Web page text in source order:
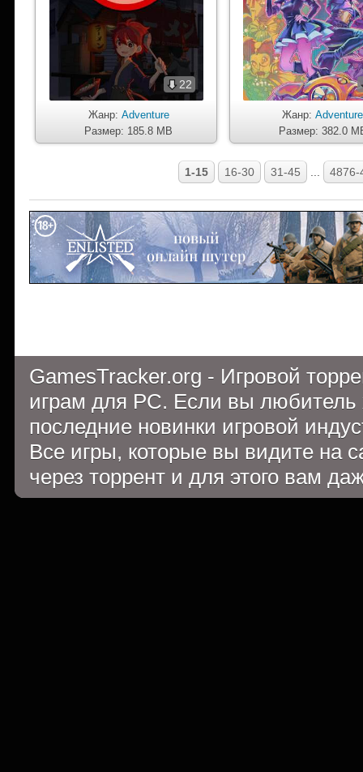
22
Жанр: Adventure
Размер: 185.8 MB
Жанр:Adventure
Размер: 382.0
1-15 16-30 31-45 4876-
GamesTracker.org - Игровой
играм для PC. Если вы
последние новинки игровой
Все игры, которые вы видите на
через торрент и для этого вам